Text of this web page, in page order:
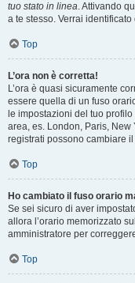
tuo stato in linea. Attivando
a te stesso. Verrai
Top
L’ora non è corretta!
L’ora è quasi sicuramente
essere quella di un fuso
le impostazioni del tuo
area, es. London, Paris, New
registrati possono cambiare
Top
Ho cambiato il fuso orario
Se sei sicuro di aver
allora l’orario memorizzato
amministratore per
Top